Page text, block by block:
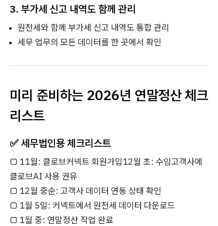
3. 부가세 신고 내역도 함께 관리
원천세와 함께 부가세 신고 내역도 통합 관리
세무 업무의 모든 데이터를 한 곳에서 확인
미리 준비하는 2026년 연말정산 체크
리스트
✅ 세무법인용 체크리스트
□ 11월: 클로브커넥트 회원가입12월 초: 수임고객사에
클로브AI 사용 권유
□ 12월 중순: 고객사 데이터 연동 상태 확인
□ 1월 5일: 커넥트에서 원천세 데이터 다운로드
□ 1월 중: 연말정산 작업 완료